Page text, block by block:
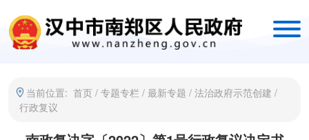
当前位置: 首页 / 专题专栏 / 最新专题 / 法治政府示范创建 /
行政复议